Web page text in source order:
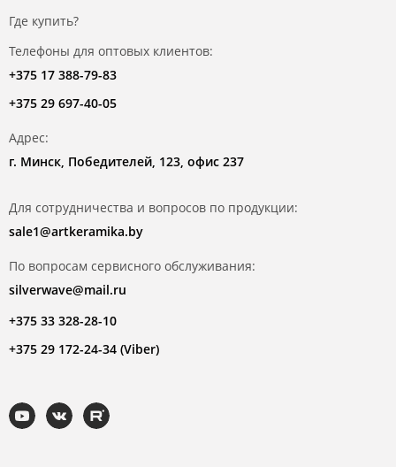
Где купить?
Телефоны для оптовых клиентов:
+375 17 388-79-83
+375 29 697-40-05
Адрес:
г. Минск, Победителей, 123, офис 237
Для сотрудничества и вопросов по продукции:
sale1@artkeramika.by
По вопросам сервисного обслуживания:
silverwave@mail.ru
+375 33 328-28-10
+375 29 172-24-34 (Viber)